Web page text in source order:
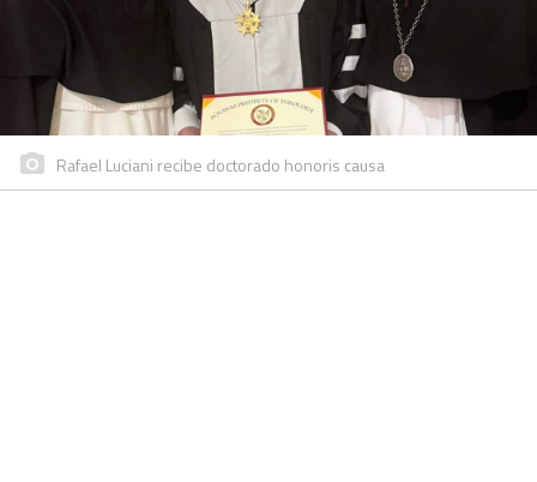
Rafael Luciani recibe doctorado honoris causa